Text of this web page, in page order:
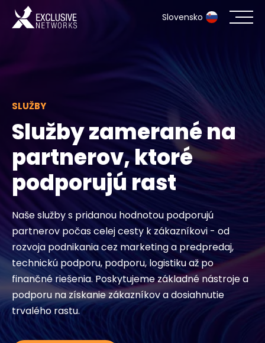
Slovensko
Kybernetická bezpečnosť
Ekosystém
Zdroje
Spoločnosť
Kontakt
#weareexclusive
SLUŽBY
Služby zamerané na
partnerov, ktoré
podporujú rast
Naše služby s pridanou hodnotou podporujú
partnerov počas celej cesty k zákazníkovi - od
rozvoja podnikania cez marketing a predpredaj,
technickú podporu, podporu, logistiku až po
finančné riešenia. Poskytujeme základné nástroje a
podporu na získanie zákazníkov a dosiahnutie
trvalého rastu.